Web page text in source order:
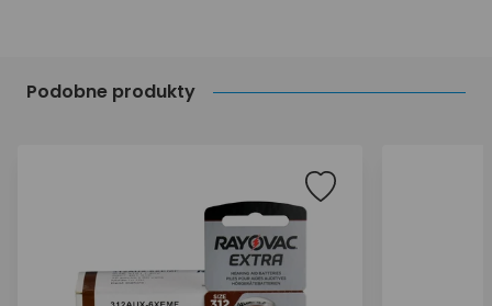
Podobne produkty